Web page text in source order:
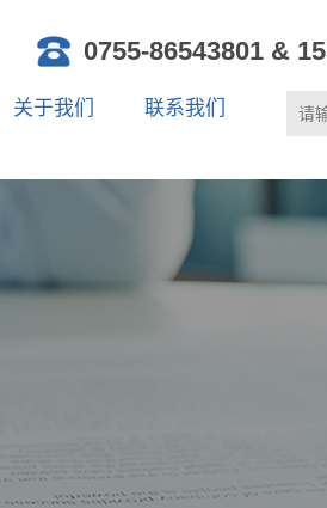
0755-86543801 &
关于我们 联系我们